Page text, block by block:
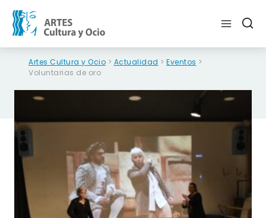
content
Artes Cultura y Ocio > Actualidad > Eventos >
Voluntarias de oro